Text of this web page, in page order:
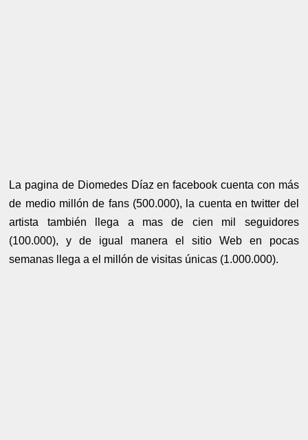
La pagina de Diomedes Díaz en facebook cuenta con más
de medio millón de fans (500.000), la cuenta en twitter del
artista también llega a mas de cien mil seguidores
(100.000), y de igual manera el sitio Web en pocas
semanas llega a el millón de visitas únicas (1.000.000).